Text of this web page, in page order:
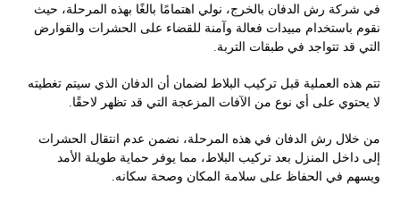
في شركة رش الدفان بالخرج، نولي اهتمامًا بالغًا بهذه المرحلة، حيث
نقوم باستخدام مبيدات فعالة وآمنة للقضاء على الحشرات والقوارض
التي قد تتواجد في طبقات التربة.
تتم هذه العملية قبل تركيب البلاط لضمان أن الدفان الذي سيتم تغطيته
لا يحتوي على أي نوع من الآفات المزعجة التي قد تظهر لاحقًا.
من خلال رش الدفان في هذه المرحلة، نضمن عدم انتقال الحشرات
إلى داخل المنزل بعد تركيب البلاط، مما يوفر حماية طويلة الأمد
ويسهم في الحفاظ على سلامة المكان وصحة سكانه.